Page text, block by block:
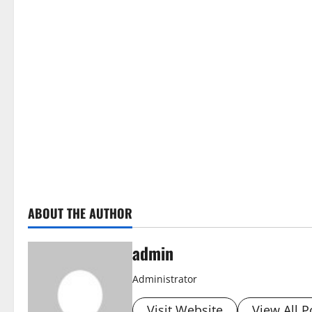
ABOUT THE AUTHOR
admin
Administrator